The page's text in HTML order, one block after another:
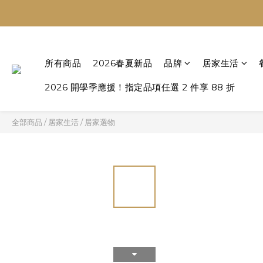
所有商品 2026春夏新品 品牌 居家生活
2026 開學季應援！指定品項任選 2 件享 88 折
全部商品 / 居家生活/ 居家選物